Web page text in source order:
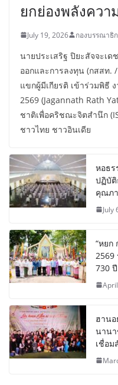
ยกย่องพลังคว
July 19, 2026 กองบรรณาธิ
นายประเสริฐ ปิยะสัจจะเ
ออกและการลงทุน (กสสท.
แขกผู้มีเกียรติ เข้าร่วมพิธี
2569 (Jagannath Rath
ชาติเพื่อคริชณะจิตสำนึก
ชาวไทย ชาวอินเดีย
หอธร
ปฏิบัติ
คุณภ
July
“หยก
2569
730
ฮาน
นานา
เชื่อ